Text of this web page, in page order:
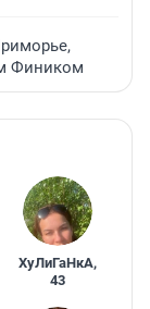
Фиником
ХуЛиГаНкА,
43